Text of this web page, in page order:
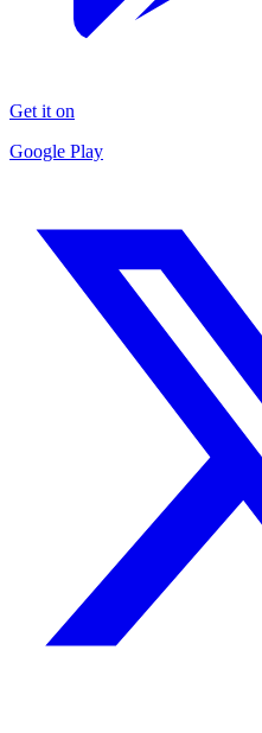
Get it on
Google Play